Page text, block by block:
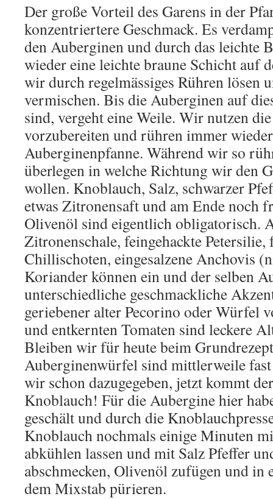
Der große Vorteil des Garens in der
konzentriertere Geschmack. Es
den Auberginen und durch das leichte
wieder eine leichte braune Schicht auf
wir durch regelmässiges Rühren lösen
vermischen. Bis die Auberginen auf
sind, vergeht eine Weile. Wir nutzen
vorzubereiten und rühren immer
Auberginenpfanne. Während wir so
überlegen in welche Richtung wir den
wollen. Knoblauch, Salz, schwarzer
etwas Zitronensaft und am Ende noch
Olivenöl sind eigentlich obligatorisch.
Zitronenschale, feingehackte
Chillischoten, eingesalzene Anchovis
Koriander können ein und der selben
unterschiedliche geschmackliche
geriebener alter Pecorino oder Würfel
und entkernten Tomaten sind leckere
Bleiben wir für heute beim
Auberginenwürfel sind mittlerweile fast
wir schon dazugegeben, jetzt kommt
Knoblauch! Für die Aubergine hier
geschält und durch die
Knoblauch nochmals einige Minuten
abkühlen lassen und mit Salz Pfeffer
abschmecken, Olivenöl zufügen und in
dem Mixstab pürieren.